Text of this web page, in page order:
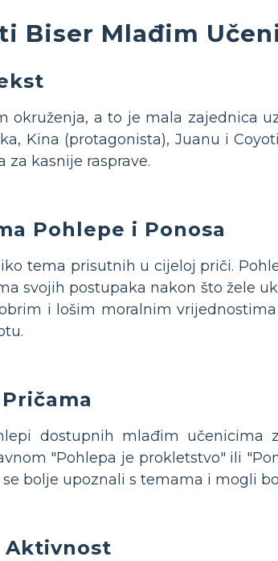
Biser Mlađim
okruženja, a to je mala zajednica
Kina (protagonista), Juanu i
kasnije rasprave.
Pohlepe i Ponosa
tema prisutnih u cijeloj priči.
svojih postupaka nakon što žele
i lošim moralnim
dostupnih mlađim učenicima
"Pohlepa je prokletstvo" ili
bolje upoznali s temama i mogli
Aktivnost